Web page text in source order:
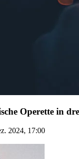
Operette in
2024, 17:00